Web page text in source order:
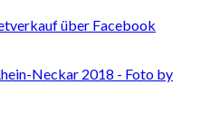
über Facebook